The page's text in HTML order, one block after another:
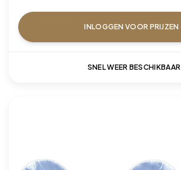
INLOGGEN VOOR PRIJZEN
SNEL WEER BESCHIKBAAR